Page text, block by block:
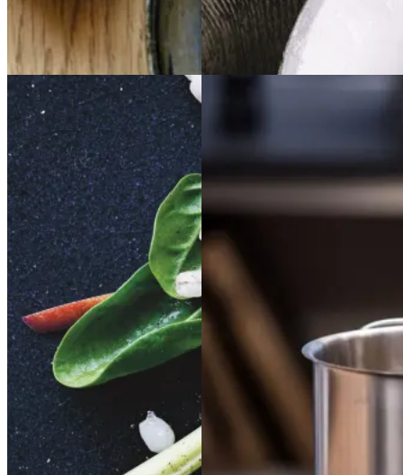
Gem opskrift
Aftensmad
Fransk mad
Vintermad
Briocheboller Brioch
eboller
med med
røget
røget lakslaks
Gem opskrift
Aftensmad
Fransk mad
OngletOnglet áá
l'échalote
medmed
salat,salat,
æbleræbler ogog
valnødder valnødder